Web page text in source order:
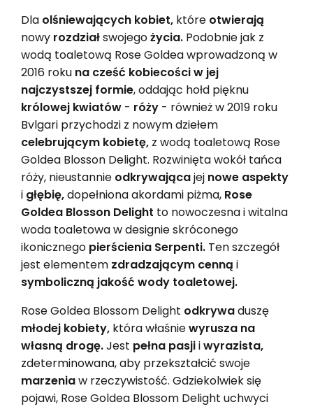
Dla olśniewających kobiet, które otwierają
nowy rozdziałswojegożycia. Podobnie jak z
wodą toaletową Rose Goldea wprowadzoną w
2016 roku na cześć kobiecości w jej
najczystszej formie, oddając hołd pięknu
królowej kwiatów - róży - również w 2019 roku
Bvlgari przychodzi z nowym dziełem
celebrującym kobietę, z wodą toaletową Rose
Goldea Blosson Delight. Rozwinięta wokół tańca
róży, nieustannie odkrywającajej nowe aspekty
i głębię,dopełniona akordami piżma, Rose
Goldea Blosson Delight to nowoczesna i witalna
woda toaletowa w designie skróconego
ikonicznego pierścienia Serpenti. Ten szczegół
jest elementem zdradzającym cenną i
symboliczną jakość wody toaletowej.
Rose Goldea Blossom Delight odkrywaduszę
młodej kobiety, która właśniewyrusza na
własną drogę.Jest pełna pasjiiwyrazista,
zdeterminowana, aby przekształcić swoje
marzeniaw rzeczywistość. Gdziekolwiek się
pojawi, Rose Goldea Blossom Delight uchwyci